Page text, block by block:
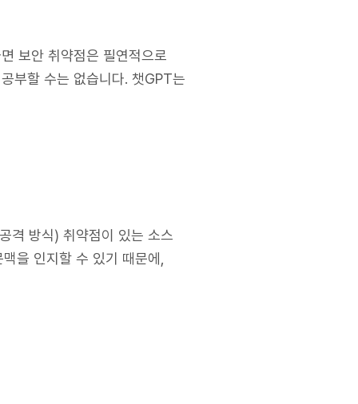
보안 취약점은 필연적으로
부할 수는 없습니다. 챗GPT는
격 방식) 취약점이 있는 소스
을 인지할 수 있기 때문에,